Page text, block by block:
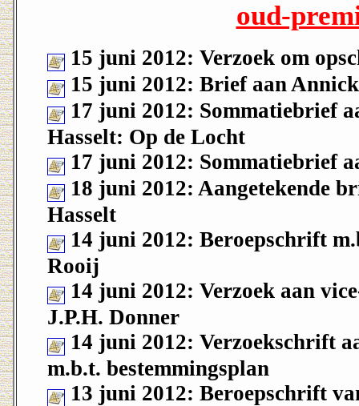
oud-
15 juni 2012: Verzoek om
15 juni 2012: Brief aan
17 juni 2012: Sommatiebrief
Hasselt: Op de Locht
17 juni 2012: Sommatiebrief
18 juni 2012: Aangetekende
Hasselt
14 juni 2012: Beroepschrift
Rooij
14 juni 2012: Verzoek aan
J.P.H. Donner
14 juni 2012: Verzoekschrift
m.b.t. bestemmingsplan
13 juni 2012: Beroepschrift